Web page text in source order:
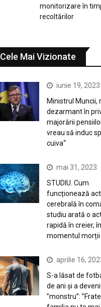
monitorizare în
recoltărilor
Cele Mai Vizionate
iunie 19, 2023
Ministrul Muncii,
dezarmant în
majorării
vreau să induc
cuiva“
mai 31, 2023
STUDIU. Cum
funcționează
cerebrală în
studiu arată o
rapidă în creier, în
momentul morții
aprilie 16,
S-a lăsat de
de ani și a
”monstru”: